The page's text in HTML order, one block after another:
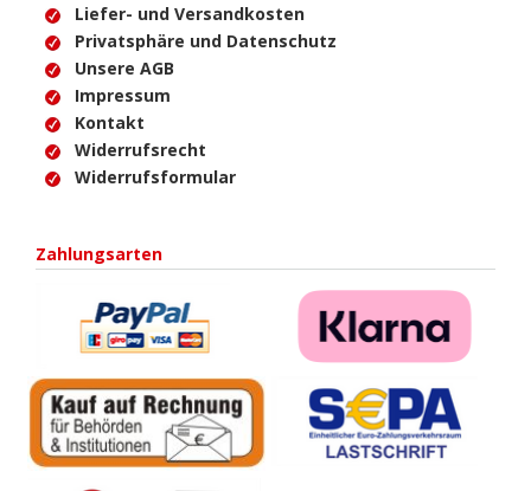
Liefer- und Versandkosten
Privatsphäre und Datenschutz
Unsere AGB
Impressum
Kontakt
Widerrufsrecht
Widerrufsformular
Zahlungsarten